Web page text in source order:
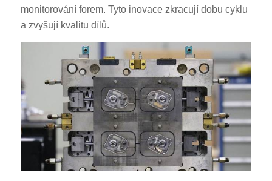
monitorování forem. Tyto inovace zkracují dobu cyklu
a zvyšují kvalitu dílů.
TR
AR
JA
FI
NB